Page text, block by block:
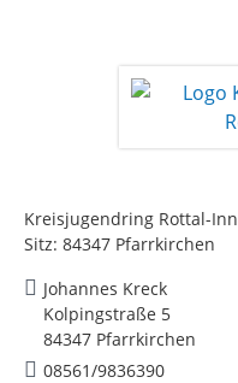
Kreisjugendring Rottal-Inn
Sitz: 84347 Pfarrkirchen
Johannes Kreck
Kolpingstraße 5
84347 Pfarrkirchen
08561/9836390